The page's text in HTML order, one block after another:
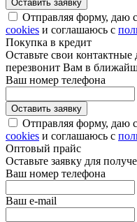
Отправляя форму, даю
cookies и соглашаюсь с
Покупка в кредит
Оставьте свои
перезвонит Вам в
Ваш номер телефона
Отправляя форму, даю
cookies и соглашаюсь с
Оптовый прайс
Оставьте заявку для
Ваш номер телефона
Ваш e-mail